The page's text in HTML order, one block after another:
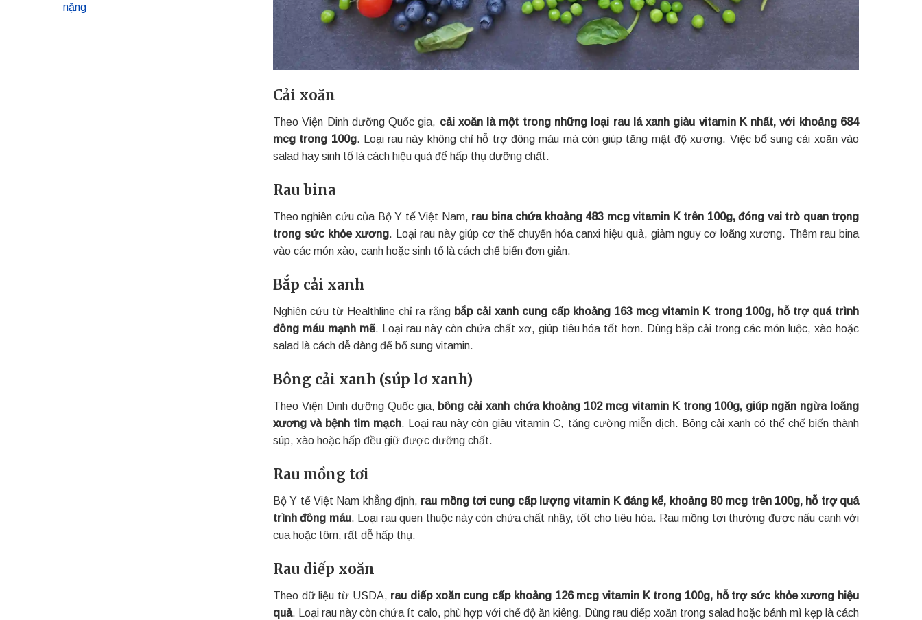
nặng
Cải xoăn
Theo Viện Dinh dưỡng Quốc gia, cải xoăn là một trong những loại rau lá xanh giàu vitamin K nhất, với khoảng 684
mcg trong 100g. Loại rau này không chỉ hỗ trợ đông máu mà còn giúp tăng mật độ xương. Việc bổ sung cải xoăn vào
salad hay sinh tố là cách hiệu quả để hấp thụ dưỡng chất.
Rau bina
Theo nghiên cứu của Bộ Y tế Việt Nam, rau bina chứa khoảng 483 mcg vitamin K trên 100g, đóng vai trò quan trọng
trong sức khỏe xương. Loại rau này giúp cơ thể chuyển hóa canxi hiệu quả, giảm nguy cơ loãng xương. Thêm rau bina
vào các món xào, canh hoặc sinh tố là cách chế biến đơn giản.
Bắp cải xanh
Nghiên cứu từ Healthline chỉ ra rằng bắp cải xanh cung cấp khoảng 163 mcg vitamin K trong 100g, hỗ trợ quá trình
đông máu mạnh mẽ. Loại rau này còn chứa chất xơ, giúp tiêu hóa tốt hơn. Dùng bắp cải trong các món luộc, xào hoặc
salad là cách dễ dàng để bổ sung vitamin.
Bông cải xanh (súp lơ xanh)
Theo Viện Dinh dưỡng Quốc gia, bông cải xanh chứa khoảng 102 mcg vitamin K trong 100g, giúp ngăn ngừa loãng
xương và bệnh tim mạch. Loại rau này còn giàu vitamin C, tăng cường miễn dịch. Bông cải xanh có thể chế biến thành
súp, xào hoặc hấp đều giữ được dưỡng chất.
Rau mồng tơi
Bộ Y tế Việt Nam khẳng định, rau mồng tơi cung cấp lượng vitamin K đáng kể, khoảng 80 mcg trên 100g, hỗ trợ quá
trình đông máu. Loại rau quen thuộc này còn chứa chất nhầy, tốt cho tiêu hóa. Rau mồng tơi thường được nấu canh với
cua hoặc tôm, rất dễ hấp thụ.
Rau diếp xoăn
Theo dữ liệu từ USDA, rau diếp xoăn cung cấp khoảng 126 mcg vitamin K trong 100g, hỗ trợ sức khỏe xương hiệu
quả. Loại rau này còn chứa ít calo, phù hợp với chế độ ăn kiêng. Dùng rau diếp xoăn trong salad hoặc bánh mì kẹp là cách